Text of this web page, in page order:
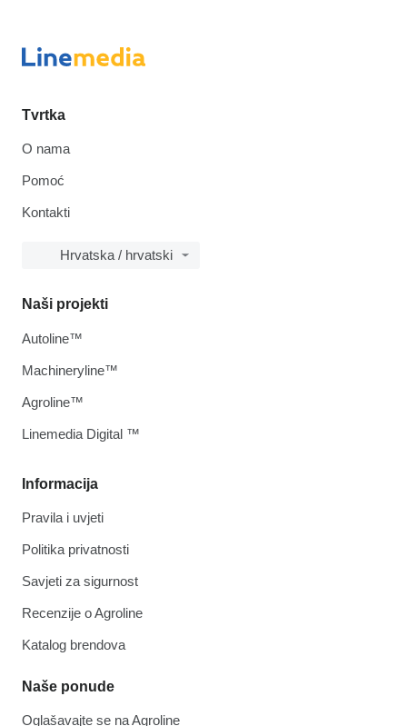
Tvrtka
O nama
Pomoć
Kontakti
Hrvatska / hrvatski
Informacija
Pravila i uvjeti
Politika privatnosti
Savjeti za sigurnost
Recenzije o Agroline
Katalog brendova
Naše ponude
Oglašavajte se na Agroline
Naši projekti
Autoline™
Machineryline™
Agroline™
Linemedia Digital ™